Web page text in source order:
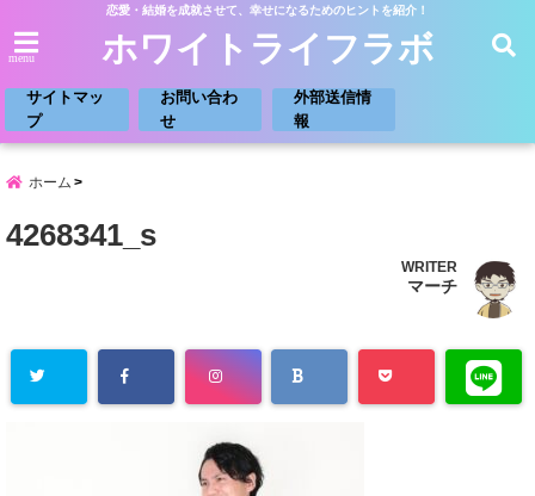
恋愛・結婚を成就させて、幸せになるためのヒントを紹介！
menu ホワイトライフラボ
サイトマッ
プ
お問い合わ
せ
外部送信情
報
ホーム
4268341_s
WRITER
マーチ